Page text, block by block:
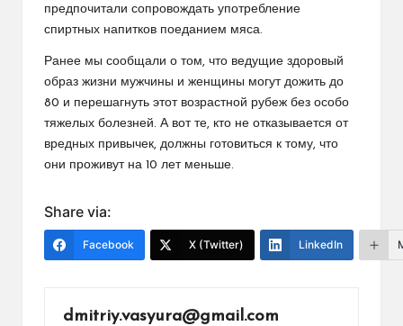
предпочитали сопровождать употребление
спиртных напитков поеданием мяса.
Ранее мы сообщали о том, что ведущие здоровый
образ жизни мужчины и женщины могут дожить до
80 и перешагнуть этот возрастной рубеж без особо
тяжелых болезней. А вот те, кто не отказывается от
вредных привычек, должны готовиться к тому, что
они проживут на 10 лет меньше.
Share via:
Facebook X (Twitter) LinkedIn
dmitriy.vasyura@gmail.com